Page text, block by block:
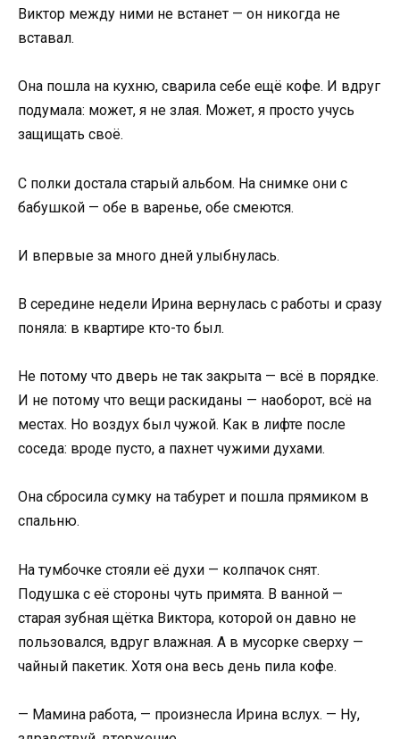
Виктор между ними не встанет — он никогда не
вставал.
Она пошла на кухню, сварила себе ещё кофе. И вдруг
подумала: может, я не злая. Может, я просто учусь
защищать своё.
С полки достала старый альбом. На снимке они с
бабушкой — обе в варенье, обе смеются.
И впервые за много дней улыбнулась.
В середине недели Ирина вернулась с работы и сразу
поняла: в квартире кто-то был.
Не потому что дверь не так закрыта — всё в порядке.
И не потому что вещи раскиданы — наоборот, всё на
местах. Но воздух был чужой. Как в лифте после
соседа: вроде пусто, а пахнет чужими духами.
Она сбросила сумку на табурет и пошла прямиком в
спальню.
На тумбочке стояли её духи — колпачок снят.
Подушка с её стороны чуть примята. В ванной —
старая зубная щётка Виктора, которой он давно не
пользовался, вдруг влажная. А в мусорке сверху —
чайный пакетик. Хотя она весь день пила кофе.
— Мамина работа, — произнесла Ирина вслух. — Ну,